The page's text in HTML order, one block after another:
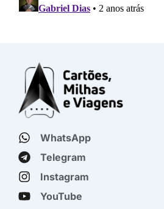
WhatsApp
Telegram
Instagram
YouTube